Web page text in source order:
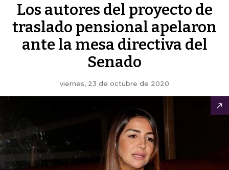
Los autores del proyecto de
traslado pensional apelaron
ante la mesa directiva del
Senado
viernes, 23 de octubre de 2020